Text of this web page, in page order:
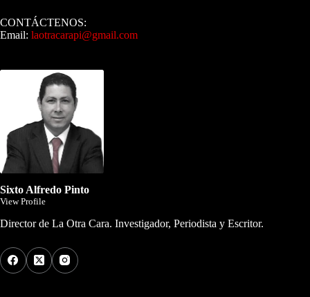
CONTÁCTENOS:
Email: laotracarapi@gmail.com
Sixto Alfredo Pinto
View Profile
Director de La Otra Cara. Investigador, Periodista y Escritor.